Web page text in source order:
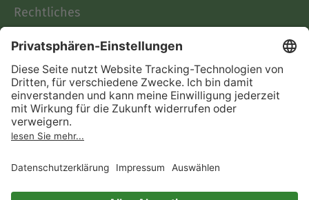
Rechtliches
AGB
Informationen nach Data
Act
Verträge hier kündigen
Impressum